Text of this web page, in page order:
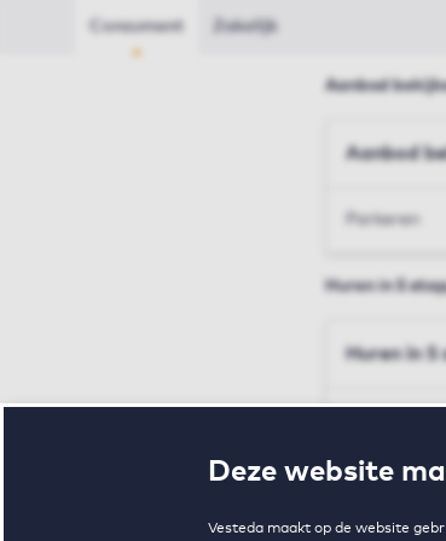
Deze website
Vesteda maakt op de website
Consument Zakelijk
Aanbod
Aanbod
Parkeren
Huren in 5
Huren in 5